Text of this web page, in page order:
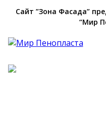
Сайт ”Зона Фасада”
“Мир